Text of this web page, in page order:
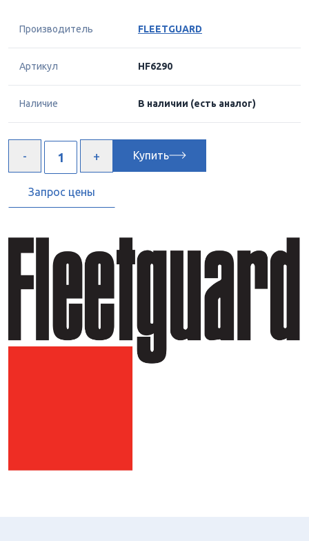
Производитель FLEETGUARD
Артикул HF6290
Наличие В наличии (есть аналог)
Купить
Запрос цены